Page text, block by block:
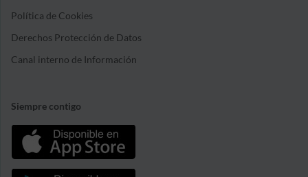
Política de Cookies
Derechos Protección de Datos
Canal interno de Información
Siempre contigo